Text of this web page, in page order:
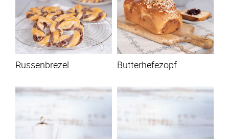
Russenbrezel Butterhefezopf